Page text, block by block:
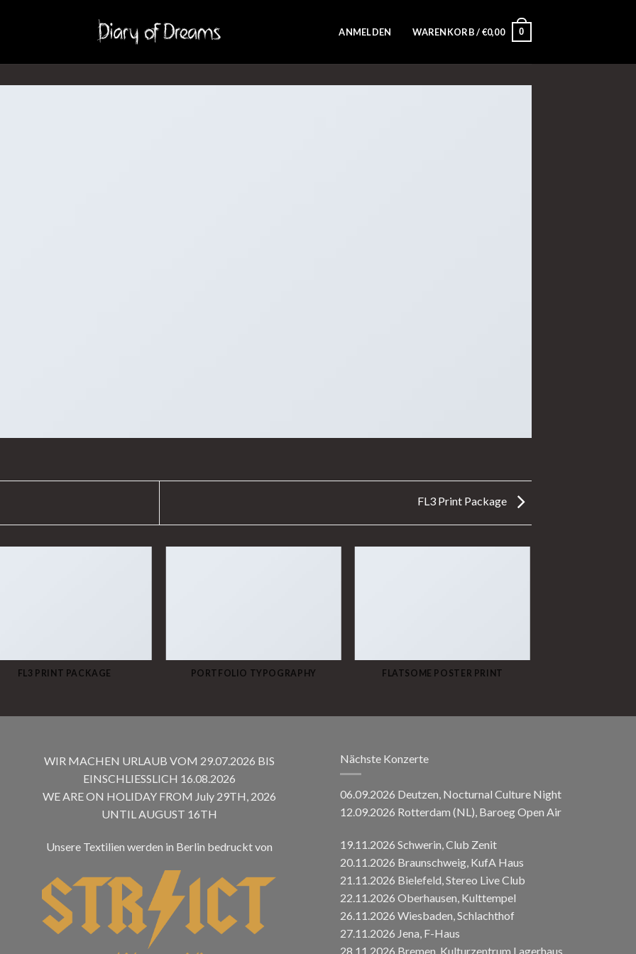
ANMELDEN WARENKORB /€0,00 0
FL3 Print Package
FL3 PRINT PACKAGE PORTFOLIO TYPOGRAPHY FLATSOME POSTER PRINT
WIR MACHEN URLAUB VOM 29.07.2026 BIS
EINSCHLIESSLICH 16.08.2026
WE ARE ON HOLIDAY FROM July 29TH, 2026
UNTIL AUGUST 16TH
Unsere Textilien werden in Berlin bedruckt von
Nächste Konzerte
06.09.2026 Deutzen, Nocturnal Culture Night
12.09.2026 Rotterdam (NL), Baroeg Open Air
19.11.2026 Schwerin, Club Zenit
20.11.2026 Braunschweig, KufA Haus
21.11.2026 Bielefeld, Stereo Live Club
22.11.2026 Oberhausen, Kulttempel
26.11.2026 Wiesbaden, Schlachthof
27.11.2026 Jena, F-Haus
28.11.2026 Bremen, Kulturzentrum Lagerhaus